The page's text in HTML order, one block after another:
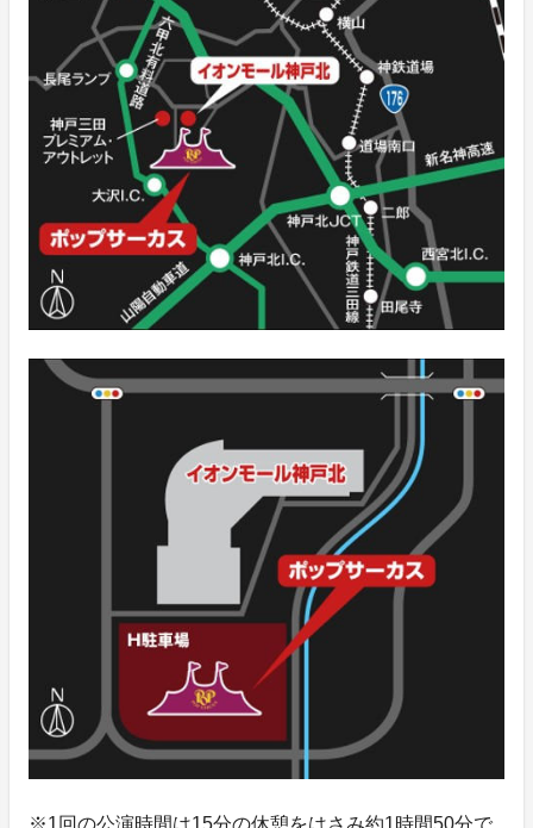
※1回の公演時間は15分の休憩をはさみ約1時間50分で